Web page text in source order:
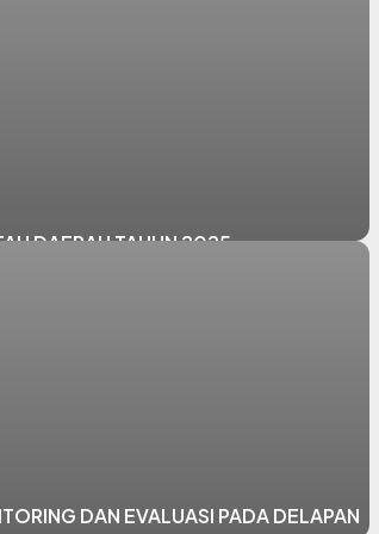
DAERAH TAHUN 2025
DAN EVALUASI PADA DELAPAN